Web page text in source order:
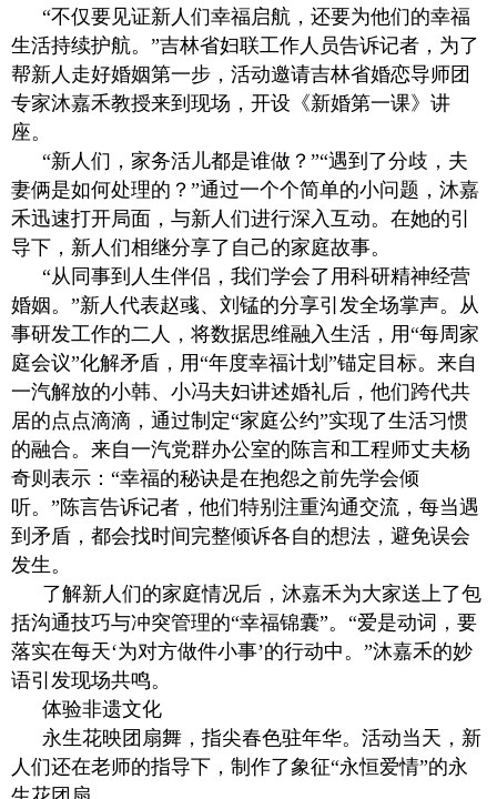
“不仅要见证新人们幸福启航，还要为他们的幸福
生活持续护航。”吉林省妇联工作人员告诉记者，为了
帮新人走好婚姻第一步，活动邀请吉林省婚恋导师团
专家沐嘉禾教授来到现场，开设《新婚第一课》讲
座。
“新人们，家务活儿都是谁做？”“遇到了分歧，夫
妻俩是如何处理的？”通过一个个简单的小问题，沐嘉
禾迅速打开局面，与新人们进行深入互动。在她的引
导下，新人们相继分享了自己的家庭故事。
“从同事到人生伴侣，我们学会了用科研精神经营
婚姻。”新人代表赵彧、刘锰的分享引发全场掌声。从
事研发工作的二人，将数据思维融入生活，用“每周家
庭会议”化解矛盾，用“年度幸福计划”锚定目标。来自
一汽解放的小韩、小冯夫妇讲述婚礼后，他们跨代共
居的点点滴滴，通过制定“家庭公约”实现了生活习惯
的融合。来自一汽党群办公室的陈言和工程师丈夫杨
奇则表示：“幸福的秘诀是在抱怨之前先学会倾
听。”陈言告诉记者，他们特别注重沟通交流，每当遇
到矛盾，都会找时间完整倾诉各自的想法，避免误会
发生。
了解新人们的家庭情况后，沐嘉禾为大家送上了包
括沟通技巧与冲突管理的“幸福锦囊”。“爱是动词，要
落实在每天‘为对方做件小事’的行动中。”沐嘉禾的妙
语引发现场共鸣。
体验非遗文化
永生花映团扇舞，指尖春色驻年华。活动当天，新
人们还在老师的指导下，制作了象征“永恒爱情”的永